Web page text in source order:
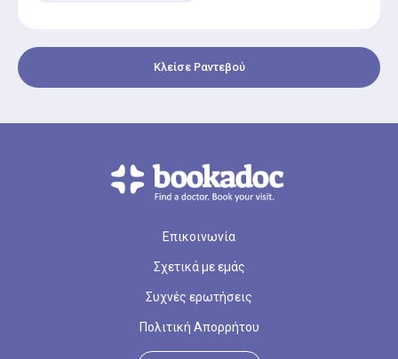
Κλείσε Ραντεβού
Επικοινωνία
Σχετικά με εμάς
Συχνές ερωτήσεις
Πολιτική Απορρήτου